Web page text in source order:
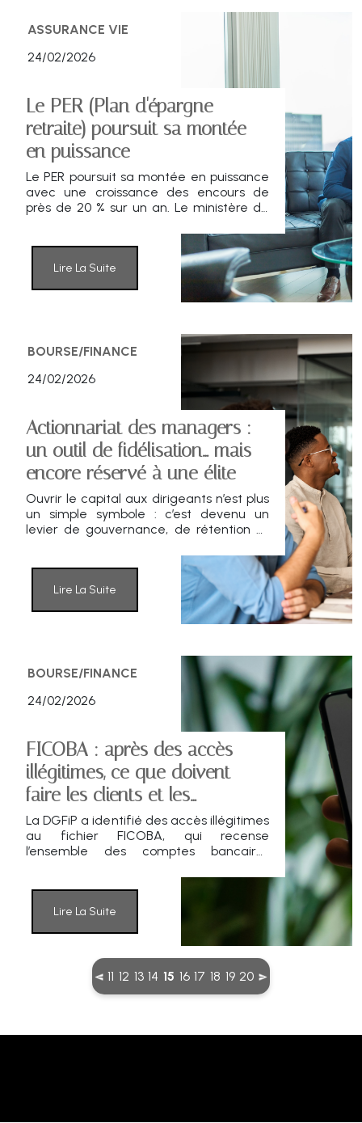
comprendre les ressorts, les avantages…
et les limites.
ASSURANCE VIE
24/02/2026
Le PER (Plan d'épargne
retraite) poursuit sa montée
en puissance
Le PER poursuit sa montée en puissance
avec une croissance des encours de
près de 20 % sur un an. Le ministère de
dans le financement de l’économie.
Lire La Suite
BOURSE/FINANCE
24/02/2026
Actionnariat des managers :
un outil de fidélisation… mais
encore réservé à une élite
Ouvrir le capital aux dirigeants n’est plus
un simple symbole : c’est devenu un
levier de gouvernance, de rétention et
France, l’actionnariat managérial reste
très concentré. Selon une enquête
Banque Transatlantique / Cercle
Magellan / OpinionWay, seuls 8 % des
managers bénéficient d’un dispositif
l’alignement « long terme » devient un
argument de recrutement autant qu’un
outil de fidélisation.
Lire La Suite
BOURSE/FINANCE
24/02/2026
FICOBA : après des accès
illégitimes, ce que doivent
faire les clients et les
conseillers
La DGFiP a identifié des accès illégitimes
au fichier FICOBA, qui recense
l’ensemble des comptes bancaires
comptes seraient concernés. Au-delà de
l’incident, l’enjeu est de comprendre ce
que contient ce fichier, ce que
l’administration a déjà engagé, et
quelles mesures de vigilance adopter
pour éviter les fraudes opportunistes.
Lire La Suite
11 12 13 14 15 (current)
16 17 18 19 20